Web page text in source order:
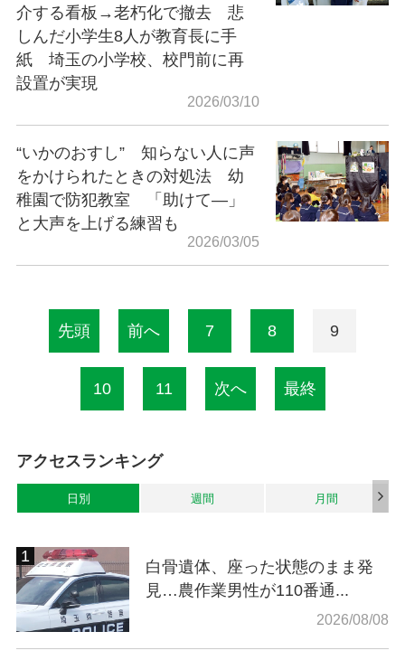
介する看板→老朽化で撤去 悲
しんだ小学生8人が教育長に手
紙 埼玉の小学校、校門前に再
設置が実現
2026/03/10
“いかのおすし” 知らない人に声
をかけられたときの対処法 幼
稚園で防犯教室 「助けて―」
と大声を上げる練習も
2026/03/05
先頭 前へ 7 8 9
10 11 次へ 最終
アクセスランキング
日別 週間 月間
白骨遺体、座った状態のまま発
見…農作業男性が110番通...
2026/08/08